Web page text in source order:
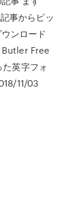
事からピッ
ンロード
Butler Free
英字フォ
11/03